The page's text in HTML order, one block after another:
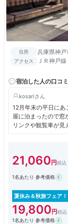
住所 兵庫県神
アクセス
ＪＲ神戸
宿泊した人の口コミ
kosari
12月年末の平日にあ
屋に泊まったので窓
リンクや観覧車が
た。朝ごはんはビュ
21,060
1名あたり 参考価格
夏休み＆秋旅フェア！
19,800
1名あたり 参考価格